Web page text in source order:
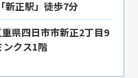
新正駅」徒歩7分
県四日市市新正2丁目9
ンクス1階